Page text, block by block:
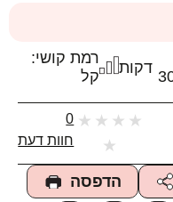
דקות
רמת קושי:
קל
★
★
★
★
★
0
חוות דעת
הדפסה